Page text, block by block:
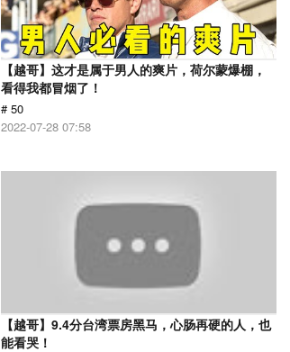
【越哥】这才是属于男人的爽片，荷尔蒙爆棚，
看得我都冒烟了！
# 50
2022-07-28 07:58
【越哥】9.4分台湾票房黑马，心肠再硬的人，也
能看哭！